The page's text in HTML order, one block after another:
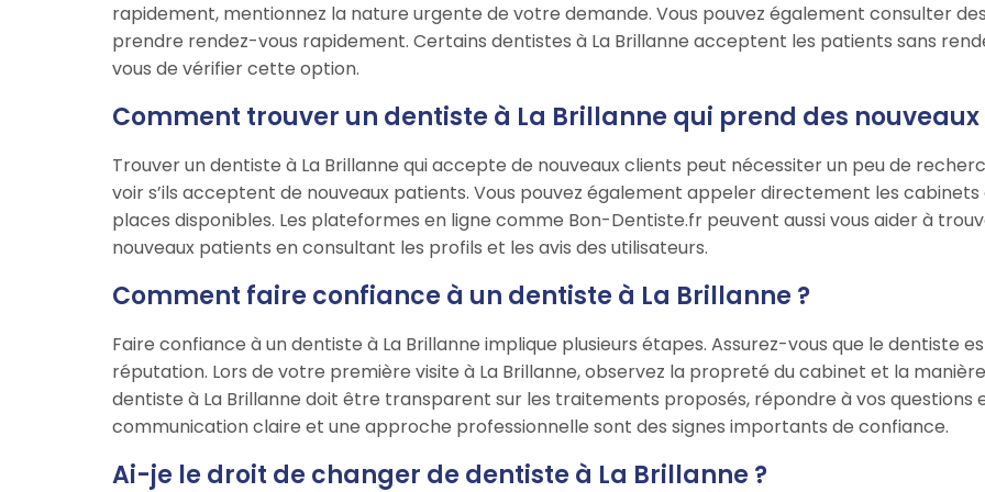
rapidement, mentionnez la nature urgente de votre demande. Vous pouvez également consulter
prendre rendez-vous rapidement. Certains dentistes à La Brillanne acceptent les patients sans
vous de vérifier cette option.
Comment trouver un dentiste à La Brillanne qui prend des nouveaux
Trouver un dentiste à La Brillanne qui accepte de nouveaux clients peut nécessiter un peu de
voir s’ils acceptent de nouveaux patients. Vous pouvez également appeler directement les cabinets
places disponibles. Les plateformes en ligne comme Bon-Dentiste.fr peuvent aussi vous aider à
nouveaux patients en consultant les profils et les avis des utilisateurs.
Comment faire confiance à un dentiste à La Brillanne ?
Faire confiance à un dentiste à La Brillanne implique plusieurs étapes. Assurez-vous que le dentiste
réputation. Lors de votre première visite à La Brillanne, observez la propreté du cabinet et la
dentiste à La Brillanne doit être transparent sur les traitements proposés, répondre à vos
communication claire et une approche professionnelle sont des signes importants de confiance.
Ai-je le droit de changer de dentiste à La Brillanne ?